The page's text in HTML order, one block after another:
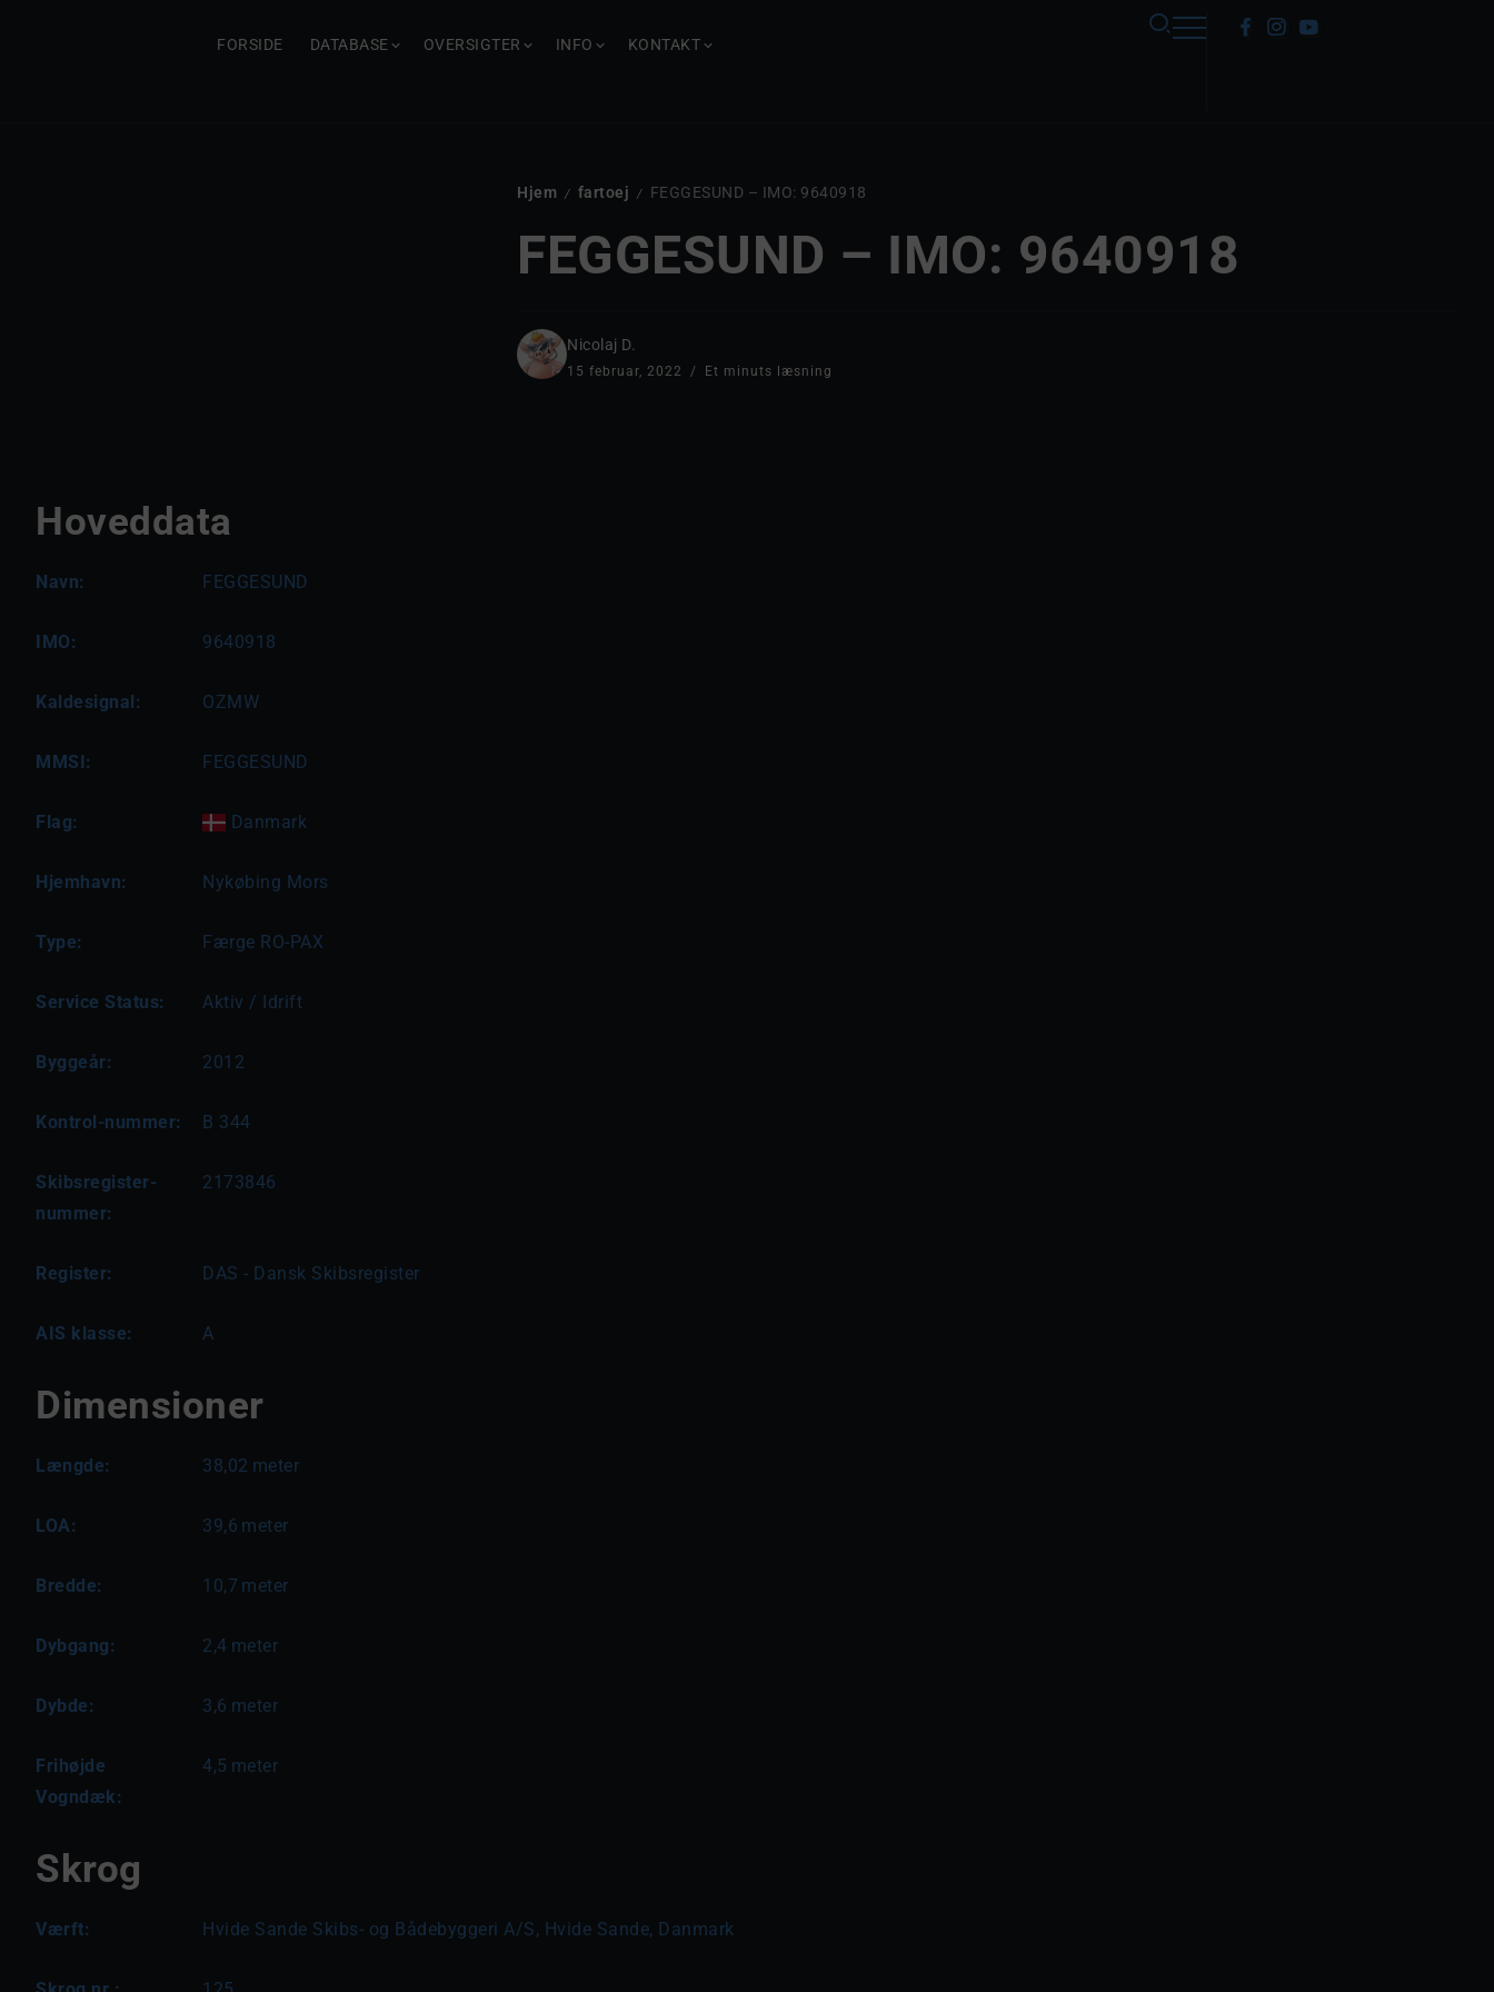
FORSIDE DATABASE OVERSIGTER INFO KONTAKT
Hjem / fartoej / FEGGESUND – IMO: 9640918
FEGGESUND – IMO: 9640918
Nicolaj D.
15 februar, 2022 Et minuts læsning
Hoveddata
Navn: FEGGESUND
IMO: 9640918
Kaldesignal: OZMW
MMSI: FEGGESUND
Flag: Danmark
Hjemhavn: Nykøbing Mors
Type: Færge RO-PAX
Service Status: Aktiv / Idrift
Byggeår: 2012
Kontrol-nummer: B 344
Skibsregister-
nummer:
2173846
Register: DAS - Dansk Skibsregister
AIS klasse: A
Dimensioner
Længde: 38,02 meter
LOA: 39,6 meter
Bredde: 10,7 meter
Dybgang: 2,4 meter
Dybde: 3,6 meter
Frihøjde
Vogndæk:
4,5 meter
Skrog
Værft: Hvide Sande Skibs- og Bådebyggeri A/S, Hvide Sande, Danmark